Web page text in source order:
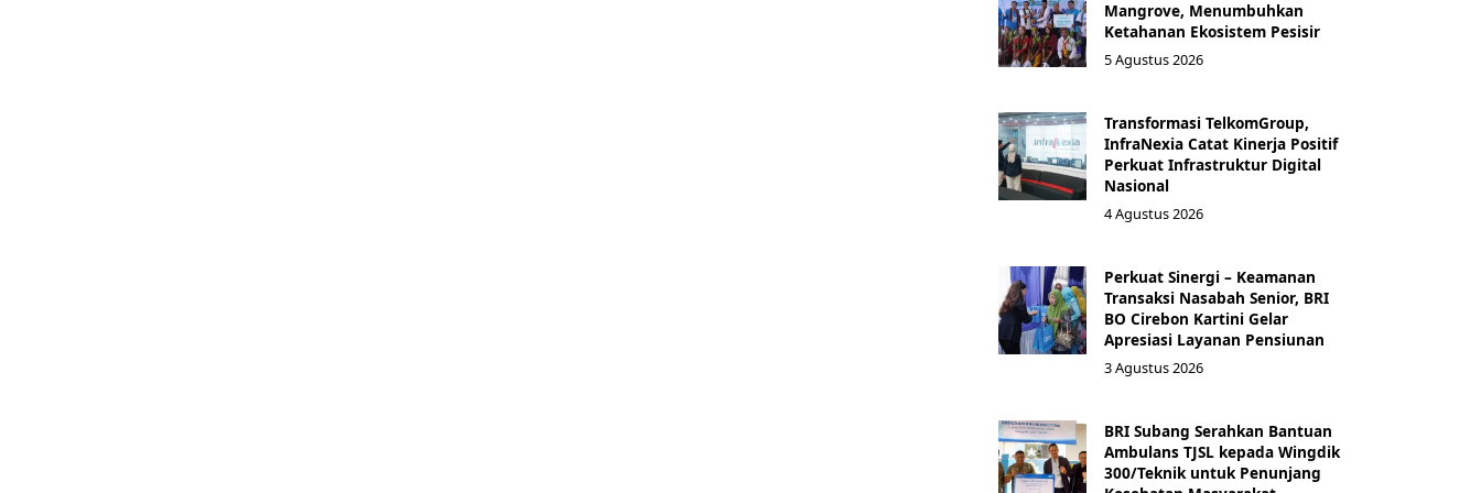
Mangrove, Menumbuhkan
Ketahanan Ekosistem Pesisir
5 Agustus 2026
Transformasi TelkomGroup,
InfraNexia Catat Kinerja Positif
Perkuat Infrastruktur Digital
Nasional
4 Agustus 2026
Perkuat Sinergi – Keamanan
Transaksi Nasabah Senior, BRI
BO Cirebon Kartini Gelar
Apresiasi Layanan Pensiunan
3 Agustus 2026
BRI Subang Serahkan Bantuan
Ambulans TJSL kepada Wingdik
300/Teknik untuk Penunjang